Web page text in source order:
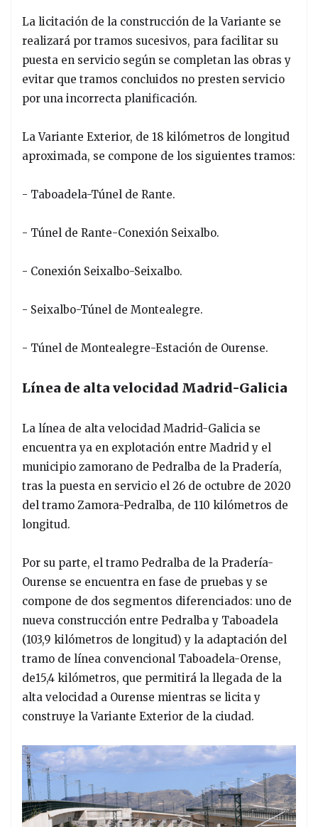
La licitación de la construcción de la Variante se
realizará por tramos sucesivos, para facilitar su
puesta en servicio según se completan las obras y
evitar que tramos concluidos no presten servicio
por una incorrecta planificación.
La Variante Exterior, de 18 kilómetros de longitud
aproximada, se compone de los siguientes tramos:
- Taboadela-Túnel de Rante.
- Túnel de Rante-Conexión Seixalbo.
- Conexión Seixalbo-Seixalbo.
- Seixalbo-Túnel de Montealegre.
- Túnel de Montealegre-Estación de Ourense.
Línea de alta velocidad Madrid-Galicia
La línea de alta velocidad Madrid-Galicia se
encuentra ya en explotación entre Madrid y el
municipio zamorano de Pedralba de la Pradería,
tras la puesta en servicio el 26 de octubre de 2020
del tramo Zamora-Pedralba, de 110 kilómetros de
longitud.
Por su parte, el tramo Pedralba de la Pradería-
Ourense se encuentra en fase de pruebas y se
compone de dos segmentos diferenciados: uno de
nueva construcción entre Pedralba y Taboadela
(103,9 kilómetros de longitud) y la adaptación del
tramo de línea convencional Taboadela-Orense,
de15,4 kilómetros, que permitirá la llegada de la
alta velocidad a Ourense mientras se licita y
construye la Variante Exterior de la ciudad.